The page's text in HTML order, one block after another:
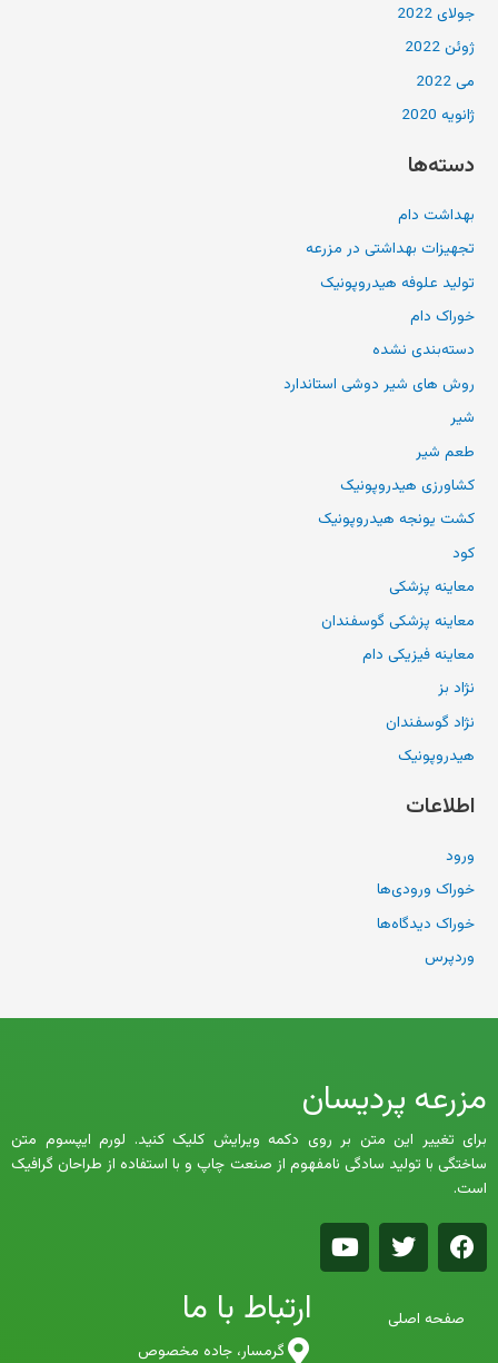
جولای 2022
ژوئن 2022
می 2022
ژانویه 2020
دسته‌ها
بهداشت دام
تجهیزات بهداشتی در مزرعه
تولید علوفه هیدروپونیک
خوراک دام
دسته‌بندی نشده
روش های شیر دوشی استاندارد
شیر
طعم شیر
کشاورزی هیدروپونیک
کشت یونجه هیدروپونیک
کود
معاینه پزشکی
معاینه پزشکی گوسفندان
معاینه فیزیکی دام
نژاد بز
نژاد گوسفندان
هیدروپونیک
اطلاعات
ورود
خوراک ورودی‌ها
خوراک دیدگاه‌ها
وردپرس
مزرعه پردیسان
برای تغییر این متن بر روی دکمه ویرایش کلیک کنید. لورم ایپسوم متن
ساختگی با تولید سادگی نامفهوم از صنعت چاپ و با استفاده از طراحان گرافیک
است.
F
a
c
e
b
T
w
i
t
t
Y
o
u
صفحه اصلی ارتباط با ما
گرمسار، جاده مخصوص